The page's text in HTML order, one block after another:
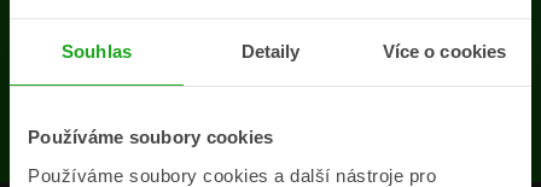
Souhlas Detaily Více o cookies
Používáme soubory cookies
Používáme soubory cookies a další nástroje pro
chyba